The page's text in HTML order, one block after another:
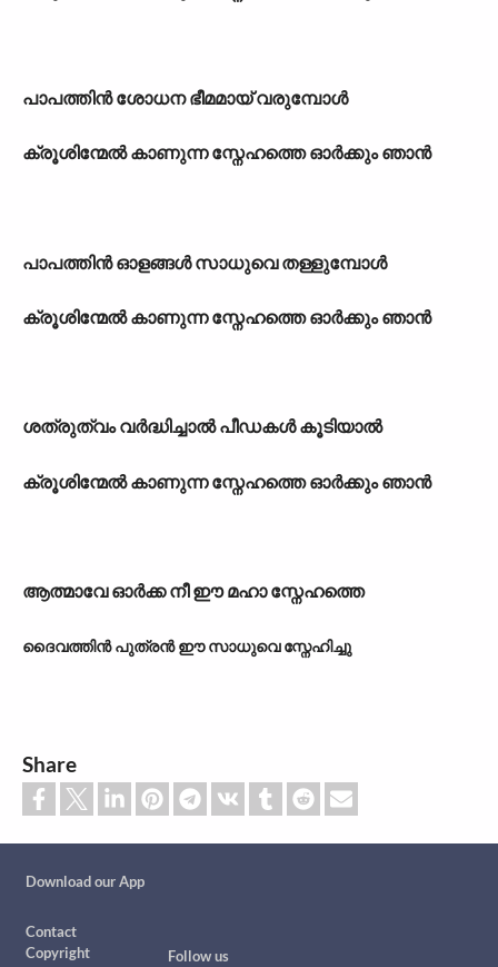
പാപത്തിൻ ശോധന ഭീമമായ് വരുമ്പോൾ
ക്രൂശിന്മേൽ കാണുന്ന സ്നേഹത്തെ ഓർക്കും ഞാൻ
പാപത്തിൻ ഓളങ്ങൾ സാധുവെ തള്ളുമ്പോൾ
ക്രൂശിന്മേൽ കാണുന്ന സ്നേഹത്തെ ഓർക്കും ഞാൻ
ശത്രുത്വം വർദ്ധിച്ചാൽ പീഡകൾ കൂടിയാൽ
ക്രൂശിന്മേൽ കാണുന്ന സ്നേഹത്തെ ഓർക്കും ഞാൻ
ആത്മാവേ ഓർക്ക നീ ഈ മഹാ സ്നേഹത്തെ
ദൈവത്തിൻ പുത്രൻ ഈ സാധുവെ സ്നേഹിച്ചു
Share
Download our App
Contact
Copyright
Follow us